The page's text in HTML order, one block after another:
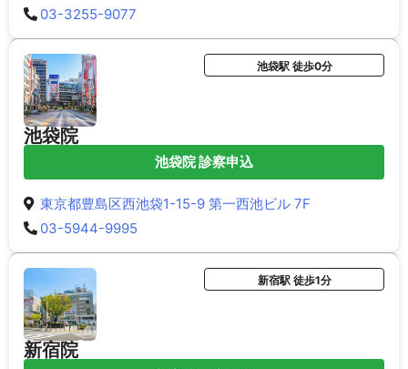
03-3255-9077
池袋院
池袋駅 徒歩0分
池袋院 診察申込
東京都豊島区西池袋1-15-9 第一西池ビル 7F
03-5944-9995
新宿院
新宿駅 徒歩1分